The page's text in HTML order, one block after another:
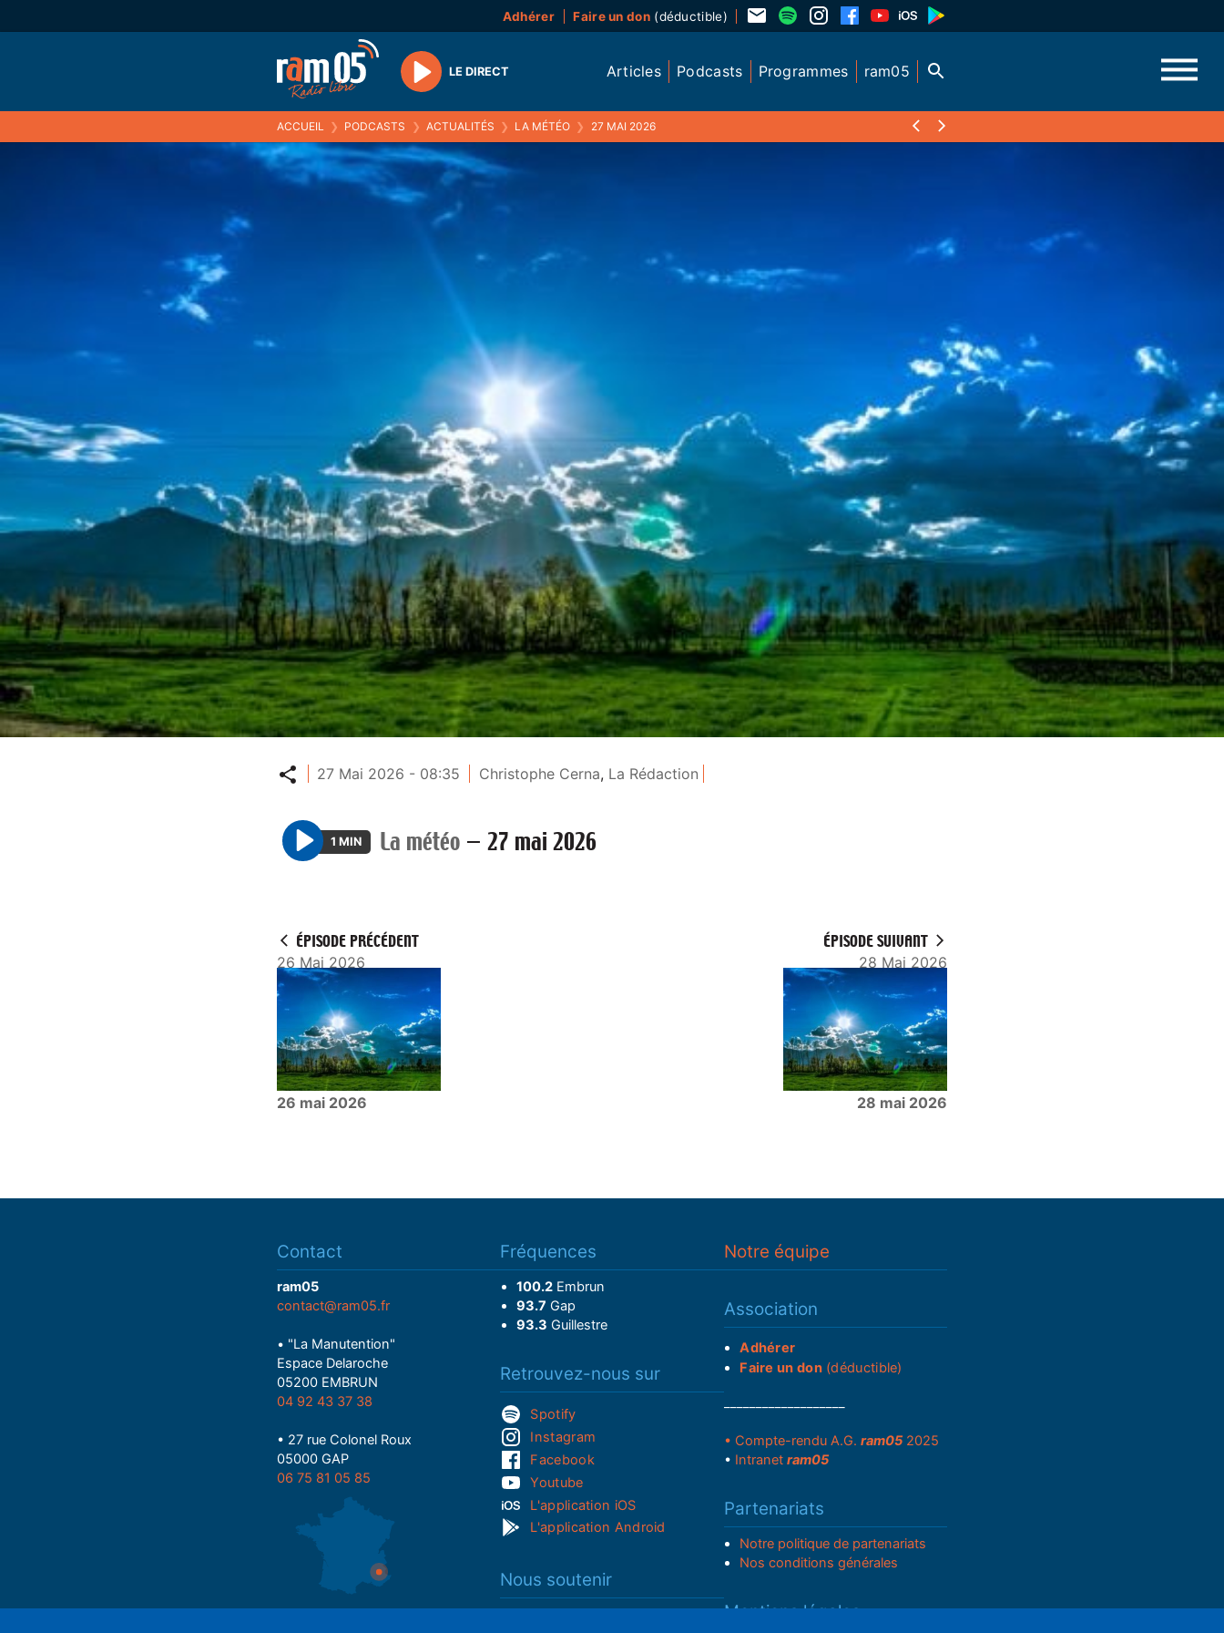
Adhérer Faire un don(déductible)
Play
LE DIRECT Articles Podcasts Programmes ram05
ACCUEIL ❯ PODCASTS ❯ ACTUALITÉS ❯ LA MÉTÉO ❯ 27 MAI 2026
Partager
27 Mai 2026 - 08:35 Christophe Cerna, La Rédaction
P
1 MIN La météo — 27 mai 2026
ÉPISODE PRÉCÉDENT
26 Mai 2026
26 mai 2026
ÉPISODE SUIVANT
28 Mai 2026
28 mai 2026
Contact
ram05
contact@ram05.fr
• "La Manutention"
Espace Delaroche
05200 EMBRUN
04 92 43 37 38
• 27 rue Colonel Roux
05000 GAP
06 75 81 05 85
Fréquences
100.2Embrun
93.7 Gap
93.3 Guillestre
Retrouvez-nous sur
Spotify
Instagram
Facebook
Youtube
L'application iOS
L'application Android
Nous soutenir
Notre équipe
Association
Adhérer
Faire un don(déductible)
• Compte-rendu A.G. ram052025
• Intranet ram05
Partenariats
Notre politique de partenariats
Nos conditions générales
Mentions légales